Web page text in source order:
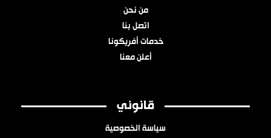
من نحن
اتصل بنا
خدمات أفريكونا
أعلن معنا
قانوني
سياسة الخصوصية